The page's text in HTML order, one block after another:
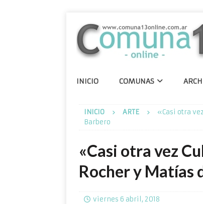
INICIO COMUNAS
INICIO ARTE
«Casi otra
Barbero
«Casi otra vez
Rocher y Matías
viernes 6 abril, 2018